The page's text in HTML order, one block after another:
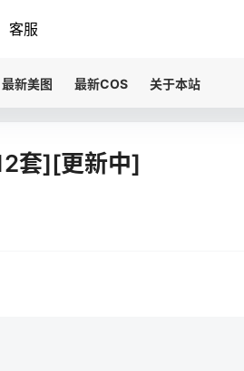
客服
最新美图 最新COS 关于本站
套][更新中]